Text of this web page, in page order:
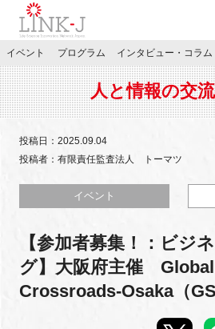
JP／EN
特別会員専用メニュー
施設ご予約
お問い合わせ
イベント プログラム インタビュー・コラム
人と情報の交
投稿日：2025.09.04
投稿者：有限責任監査法人 トーマツ
イベント
【参加者募集！：ビジ
グ】大阪府主催
Crossroads-Osaka（